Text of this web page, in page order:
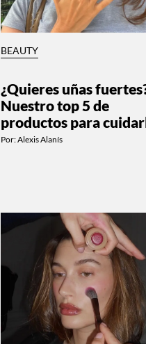
BEAUTY
¿Quieres uñas
Nuestro top 5 de
productos para
Por:Alexis Alanís